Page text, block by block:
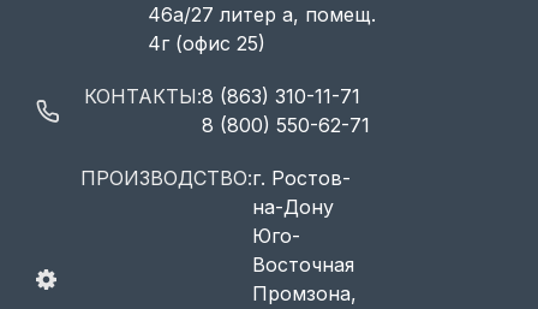
46а/27 литер а, помещ.
4г (офис 25)
КОНТАКТЫ:8 (863) 310-11-71
8 (800) 550-62-71
ПРОИЗВОДСТВО:г. Ростов-
на-Дону
Юго-
Восточная
Промзона,